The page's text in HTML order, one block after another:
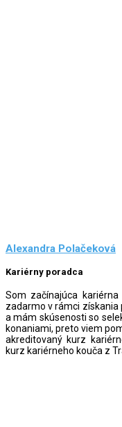
Alexandra Polačeková
Kariérny poradca
Som začínajúca
zadarmo v rámci získania
a mám skúsenosti so
konaniami, preto viem
akreditovaný kurz
kurz kariérneho kouča z